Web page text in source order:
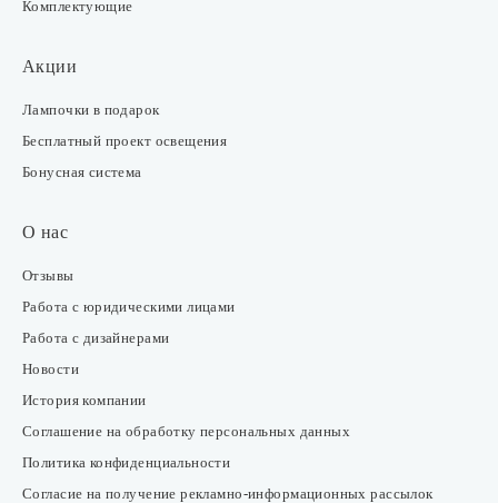
Комплектующие
Акции
Лампочки в подарок
Бесплатный проект освещения
Бонусная система
О нас
Отзывы
Работа с юридическими лицами
Работа с дизайнерами
Новости
История компании
Соглашение на обработку персональных данных
Политика конфиденциальности
Согласие на получение рекламно-информационных рассылок